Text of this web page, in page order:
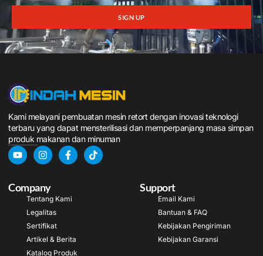
SIGN UP
Kami melayani pembuatan mesin retort dengan inovasi teknologi
terbaru yang dapat mensterilisasi dan memperpanjang masa simpan
produk makanan dan minuman
Company
Tentang Kami
Legalitas
Sertifikat
Artikel & Berita
Katalog Produk
Support
Email Kami
Bantuan & FAQ
Kebijakan Pengiriman
Kebijakan Garansi